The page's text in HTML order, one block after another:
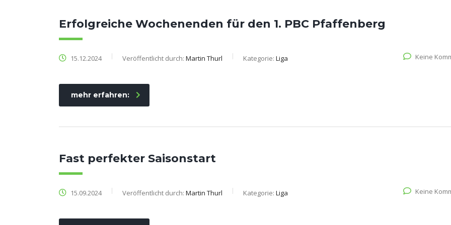
Erfolgreiche Wochenenden für den 1. PBC Pfaffenberg
15.12.2024 Veröffentlicht durch: Martin Thurl Kategorie: Liga Keine
mehr erfahren:
Fast perfekter Saisonstart
15.09.2024 Veröffentlicht durch: Martin Thurl Kategorie: Liga Keine